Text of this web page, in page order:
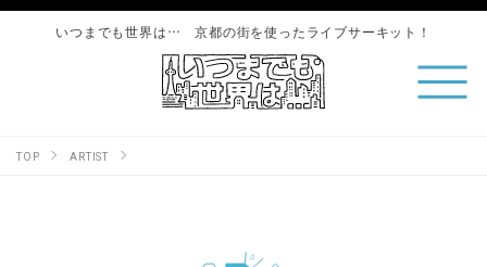
いつまでも世界は… 京都の街を使ったライブサーキット！
TOP ARTIST